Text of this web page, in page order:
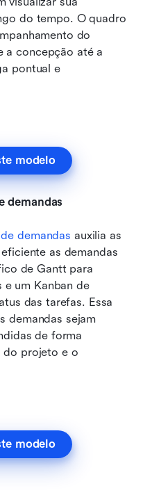
do tempo. O quadro
do
a concepção até a
pontual e
modelo
demandas
demandas auxilia as
as demandas
de Gantt para
um Kanban de
das tarefas. Essa
demandas sejam
de forma
do projeto e o
modelo